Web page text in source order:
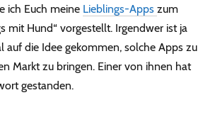
ich Euch meine Lieblings-Apps zum
mit Hund“ vorgestellt. Irgendwer ist ja
auf die Idee gekommen, solche Apps zu
Markt zu bringen. Einer von ihnen hat
gestanden.